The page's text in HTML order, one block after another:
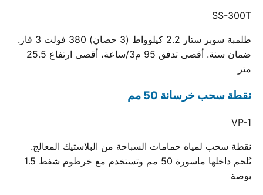
SS-300T
طلمبة سوبر ستار 2.2 كيلوواط (3 حصان) 380 فولت 3 فاز.
ضمان سنة. أقصى تدفق 95 م3/ساعة، أقصى ارتفاع 25.5
متر
نقطة سحب خرسانة 50 مم
VP-1
نقطة سحب لمياه حمامات السباحة من البلاستيك المعالج.
تُلحم داخلها ماسورة 50 مم وتستخدم مع خرطوم شفط 1.5
بوصة